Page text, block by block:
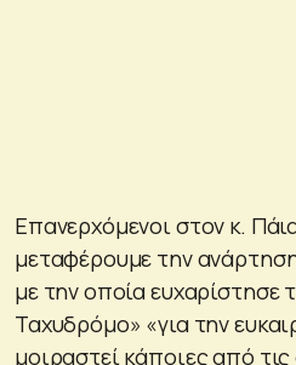
Επανερχόμενοι στον κ.
μεταφέρουμε την
με την οποία ευχαρίστησε
Ταχυδρόμο» «για την
μοιραστεί κάποιες από